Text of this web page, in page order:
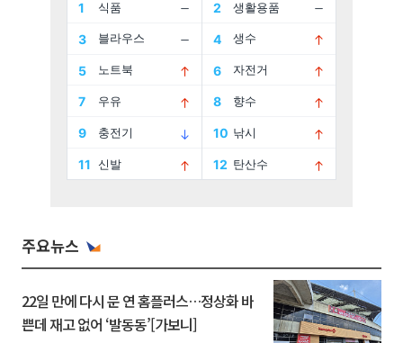
주요뉴스
22일 만에 다시 문 연 홈플러스…정상화 바
쁜데 재고 없어 ‘발동동’[가보니]